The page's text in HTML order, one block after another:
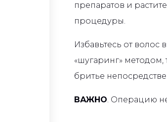
препаратов и
процедуры.
Избавьтесь от
«шугаринг» методом,
бритье
ВАЖНО. Операцию